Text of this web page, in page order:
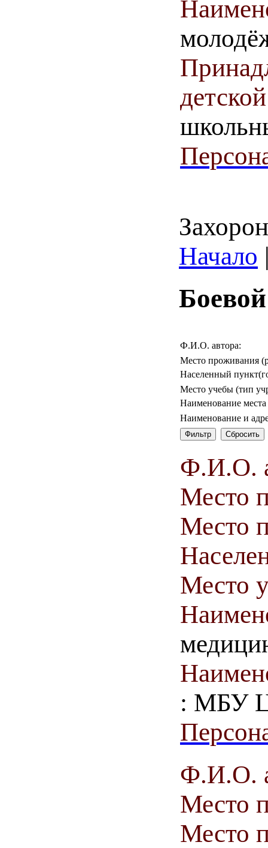
Начало
Ф.И.О. автора:
Место проживания
Населенный
Место учебы (тип
Наименование
Наименование и
Ф.И.О.
Место
Место
Место
: МБУ
Ф.И.О.
Место
Место